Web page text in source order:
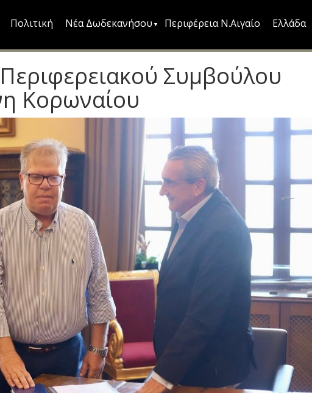
Πολιτική Νέα Δωδεκανήσου Περιφέρεια Ν.Αιγαίο Ελλάδα
Συμβούλου
Κορωναίου